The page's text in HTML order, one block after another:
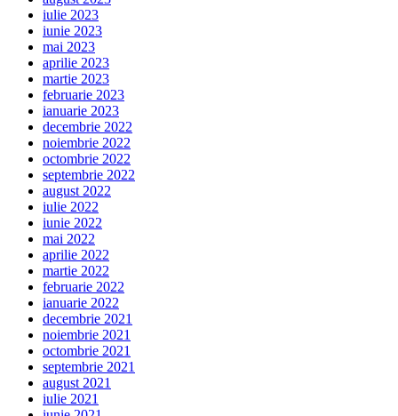
iulie 2023
iunie 2023
mai 2023
aprilie 2023
martie 2023
februarie 2023
ianuarie 2023
decembrie 2022
noiembrie 2022
octombrie 2022
septembrie 2022
august 2022
iulie 2022
iunie 2022
mai 2022
aprilie 2022
martie 2022
februarie 2022
ianuarie 2022
decembrie 2021
noiembrie 2021
octombrie 2021
septembrie 2021
august 2021
iulie 2021